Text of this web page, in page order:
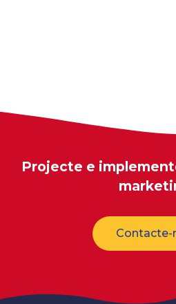
Projecte e
Contacte-